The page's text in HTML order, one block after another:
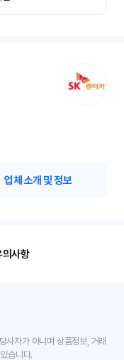
업체 소개 및 정보
의사항
사자가 아니며 상품정보, 거래
습니다.